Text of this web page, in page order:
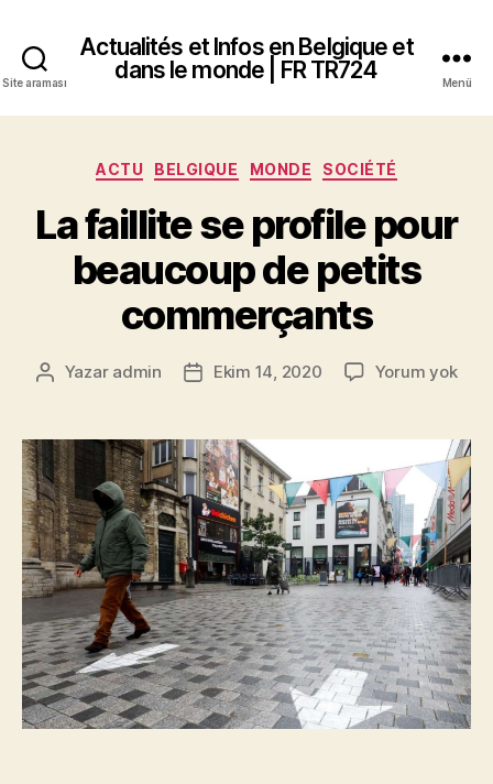
Site araması
Actualités et Infos en Belgique et
dans le monde | FR TR724
Menü
Kategoriler
ACTU BELGIQUE MONDE SOCIÉTÉ
La faillite se profile pour
beaucoup de petits
commerçants
Yazının
Yazar admin
YazıEkim 14, 2020 Yorum yokLa
pour
de